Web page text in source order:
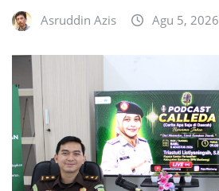
Asruddin Azis Agu 5, 2026